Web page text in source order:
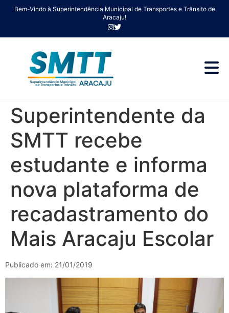
Bem-Vindo à Superintendência Municipal de Transportes e Trânsito de
Aracaju!
Superintendente da
SMTT recebe
estudante e informa
nova plataforma de
recadastramento do
Mais Aracaju Escolar
Publicado em: 21/01/2019